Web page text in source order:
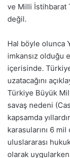
ve Milli İstihbarat
değil.
Hal böyle olunca
imkansız olduğu
içerisinde.
uzatacağını
Türkiye Büyük
savaş nedeni
kapsamda
karasularını 6
uluslararası
olarak